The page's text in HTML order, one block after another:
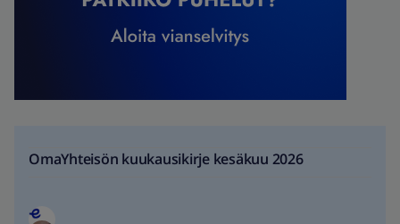
OmaYhteisön kuukausikirje kesäkuu 2026